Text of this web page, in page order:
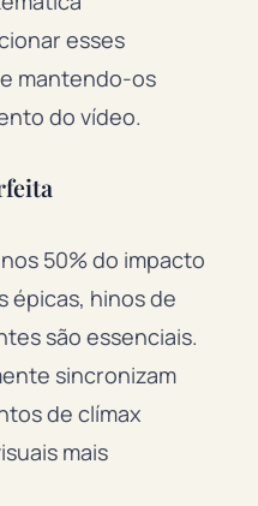
esses
mantendo-os
do vídeo.
50% do impacto
épicas, hinos de
são essenciais.
sincronizam
de clímax
mais